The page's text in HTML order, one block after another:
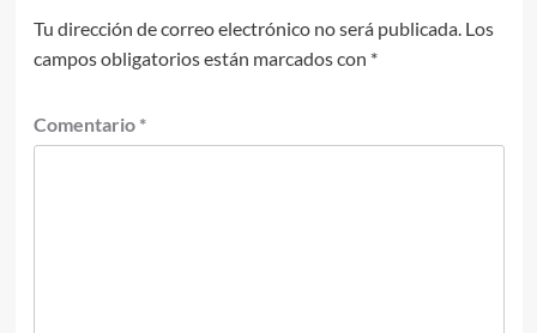
Tu dirección de correo electrónico no será publicada. Los
campos obligatorios están marcados con *
Comentario *